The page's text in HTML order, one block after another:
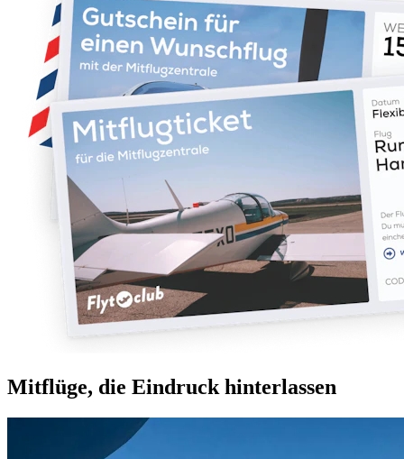
Mitflüge, die Eindruck hinterlassen